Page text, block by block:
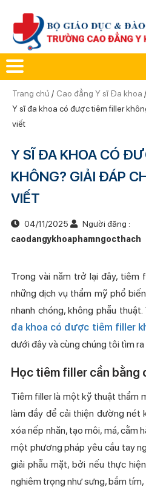
Trang chủ / Cao đẳng Y sĩ Đa khoa /
Y sĩ đa khoa có được tiêm filler
viết
Y SĨ ĐA KHOA CÓ
KHÔNG? GIẢI ĐÁP
VIẾT
04/11/2025
Người đăng :
caodangykhoaphamngocthach
Trong vài năm trở lại đây,
những dịch vụ thẩm mỹ phổ
nhanh chóng, không phẫu
đa khoa có được tiêm filler
dưới đây và cùng chúng tôi tìm ra
Học tiêm filler cần bằng
Tiêm filler là một kỹ thuật thẩm
làm đầy để cải thiện đường nét
xóa nếp nhăn, tạo môi, má, cằm
một phương pháp yêu cầu tay
giải phẫu mặt, bởi nếu thực
nghiêm trọng như sưng, bầm